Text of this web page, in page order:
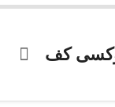
کف